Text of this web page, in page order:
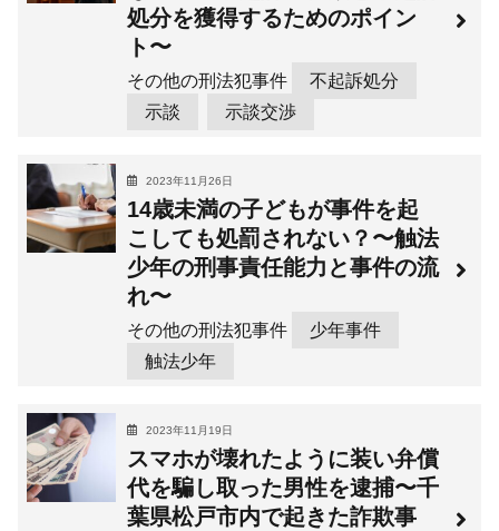
処分を獲得するためのポイン
ト〜
その他の刑法犯事件
不起訴処分
示談
示談交渉
2023年11月26日
14歳未満の子どもが事件を起
こしても処罰されない？〜触法
少年の刑事責任能力と事件の流
れ〜
その他の刑法犯事件
少年事件
触法少年
2023年11月19日
スマホが壊れたように装い弁償
代を騙し取った男性を逮捕〜千
葉県松戸市内で起きた詐欺事